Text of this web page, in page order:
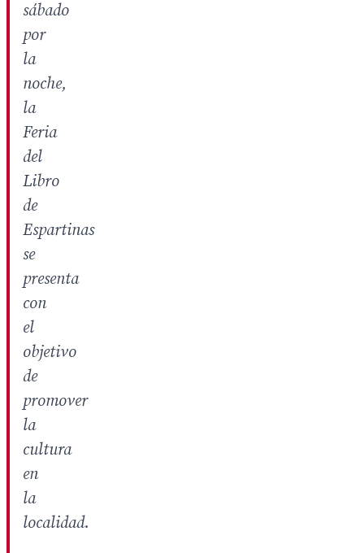
sábado
por
la
noche,
la
Feria
del
Libro
de
Espartinas
se
presenta
con
el
objetivo
de
promover
la
cultura
en
la
localidad.